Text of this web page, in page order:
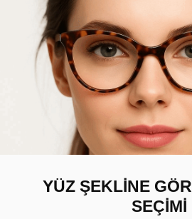
YÜZ ŞEKLİNE
SEÇİMİ